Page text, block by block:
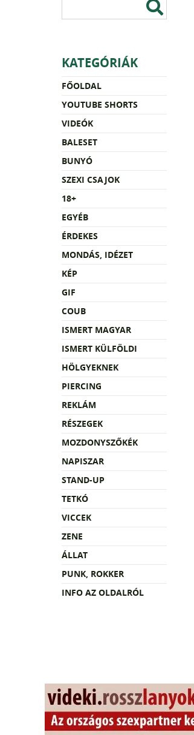
KATEGÓRIÁK
FŐOLDAL
YOUTUBE SHORTS
VIDEÓK
BALESET
BUNYÓ
SZEXI CSAJOK
18+
EGYÉB
ÉRDEKES
MONDÁS, IDÉZET
KÉP
GIF
COUB
ISMERT MAGYAR
ISMERT KÜLFÖLDI
HÖLGYEKNEK
PIERCING
REKLÁM
RÉSZEGEK
MOZDONYSZŐKÉK
NAPISZAR
STAND-UP
TETKÓ
VICCEK
ZENE
ÁLLAT
PUNK, ROKKER
INFO AZ OLDALRÓL